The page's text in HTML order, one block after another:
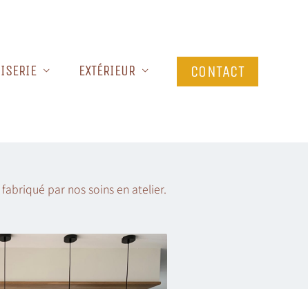
EXTÉRIEUR CONTACT
par nos soins en atelier.